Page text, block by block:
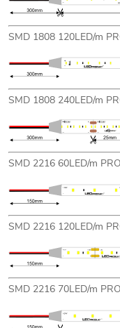
SMD 1808 120LED/m
SMD 1808 240LED/m
SMD 2216 60LED/m
SMD 2216 120LED/m
SMD 2216 70LED/m